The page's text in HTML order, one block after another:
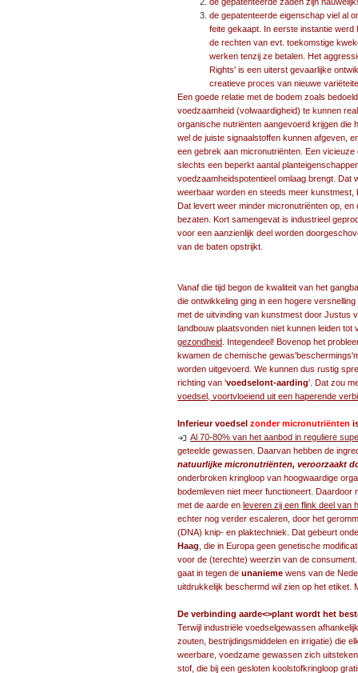
de gepatenteerde eigenschap viel al
feite gekaapt. In eerste instantie
de rechten van evt. toekomstige
werken tenzij ze betalen. Het
Rights' is een uiterst gevaarlijke
creatieve proces van nieuwe
Een goede relatie met de bodem zoals
voedzaamheid (volwaardigheid) te kunnen
organische nutriënten aangevoerd krijgen die
wel de juiste signaalstoffen kunnen afgeven,
een gebrek aan micronutriënten. Een
slechts een beperkt aantal
voedzaamheidspotentieel omlaag brengt. Dat
weerbaar worden en steeds meer kunstmest,
Dat levert weer minder micronutriënten op,
bezaten. Kort samengevat is industrieel
voor een aanzienlijk deel worden
van de baten opstrijkt.
Vanaf die tijd begon de kwaliteit van het
die ontwikkeling ging in een hogere
met de uitvinding van kunstmest door Justus
landbouw plaatsvonden niet kunnen leiden
gezondheid . Integendeel! Bovenop het
kwamen de chemische
worden uitgevoerd. We kunnen dus rustig
richting van 'voedselont-aarding'. Dat zou
voedsel, voortvloeiend uit een haperende
Inferieur voedsel zonder micronutriënten
Al 70-80% van het aanbod in reguliere
geteelde gewassen. Daarvan hebben de
natuurlijke micronutriënten, veroorzaakt
onderbroken kringloop van hoogwaardige
bodemleven niet meer functioneert.
met de aarde en leveren zij een flink deel van
echter nog verder escaleren, door het
(DNA) knip- en plaktechniek. Dat gebeurt
Haag , die in Europa geen genetische
voor de (terechte) weerzin van de
gaat in tegen de unanieme wens van de
uitdrukkelijk beschermd wil zien op het etiket.
De verbinding aarde<>plant wordt het
Terwijl industriële voedselgewassen
zouten, bestrijdingsmiddelen en irrigatie) die
weerbare, voedzame gewassen zich
stof, die bij een gesloten koolstofkringloop